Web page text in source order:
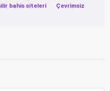
bahis siteleri ·
Çevrimsiz